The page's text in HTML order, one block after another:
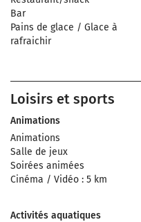
Bar
Pains de glace / Glace à
rafraichir
Loisirs et sports
Animations
Animations
Salle de jeux
Soirées animées
Cinéma / Vidéo : 5 km
Activités aquatiques